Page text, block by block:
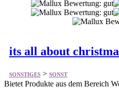
its all about
SONSTIGES > SONST
Bietet Produkte aus dem Bereich